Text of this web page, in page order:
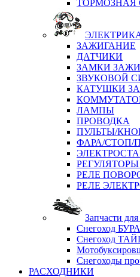
ТОРМОЗНАЯ
ЗАЖИГАНИЕ
ДАТЧИКИ
ЗАМКИ
ЗВУКОВОЙ
КАТУШКИ
ЛАМПЫ
ПРОВОДКА
ПУЛЬТЫ/
ФАРА/СТОП/
РЕЛЕ
РЕЛЕ
Запчасти
Снегоход
Снегоход
Снегоходы
РАСХОДНИКИ